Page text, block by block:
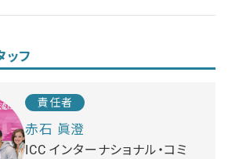
ッフ
責任者
赤石 眞澄
ICC インターナショナル・コミ